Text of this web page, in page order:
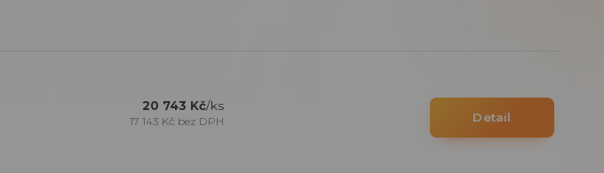
20 743 Kč/ks
17 143 Kč bez DPH Detail